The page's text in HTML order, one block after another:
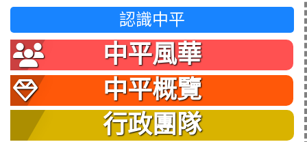
認識中平
中平風華
中平概覽
行政團隊